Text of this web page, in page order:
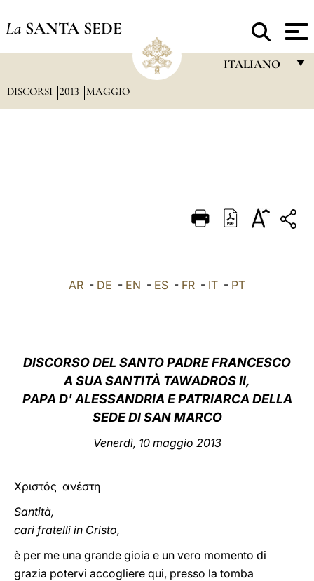
La SANTA SEDE
ITALIANO
DEUTSCH
العربيّة
DISCORSI 2013 MAGGIO
AR - DE - EN - ES - FR - IT - PT
DISCORSO DEL SANTO PADRE FRANCESCO
A SUA SANTITÀ TAWADROS II,
PAPA D' ALESSANDRIA E PATRIARCA DELLA
SEDE DI SAN MARCO
Venerdì, 10 maggio 2013
Χριστός ανέστη
Santità,
cari fratelli in Cristo,
è per me una grande gioia e un vero momento di
grazia potervi accogliere qui, presso la tomba